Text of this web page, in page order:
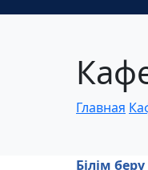
Главная
Білім